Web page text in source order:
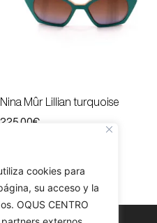
cookies para
su acceso y la
OQUS CENTRO
Nina Mûr Lillian turquoise
225.00€